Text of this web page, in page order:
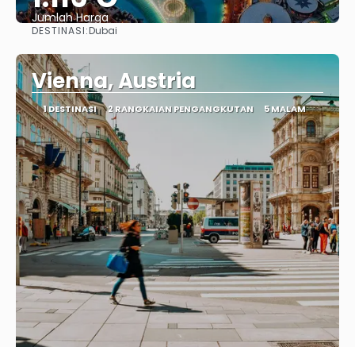
Jumlah Harga
DESTINASI:Dubai
Vienna, Austria
1 DESTINASI 2 RANGKAIAN PENGANGKUTAN 5 MALAM